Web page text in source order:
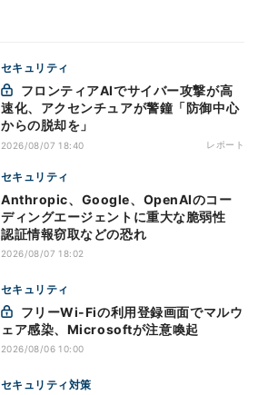
セキュリティ
速化、アクセンチュアが警鐘「防御中心
からの脱却を」
2026/08/07 18:40 レポート
セキュリティ
Anthropic、Google、OpenAIのコー
ディングエージェントに重大な脆弱性
認証情報窃取などの恐れ
2026/08/07 18:02
セキュリティ
ェア感染、Microsoftが注意喚起
2026/08/06 10:00
セキュリティ対策